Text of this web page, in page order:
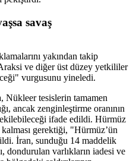
savaş
yakından takip
ve diğer üst düzey yetkililer
vurgusunu yineledi.
Nükleer tesislerin tamamen
ancak zenginleştirme oranının
ifade edildi. Hürmüz
gerektiği, "Hürmüz’ün
İran, sunduğu 14 maddelik
dondurulan varlıkların iadesi ve